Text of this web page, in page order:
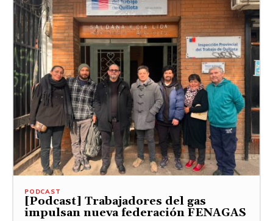
PODCAST
[Podcast] Trabajadores del gas
impulsan nueva federación FENAGAS